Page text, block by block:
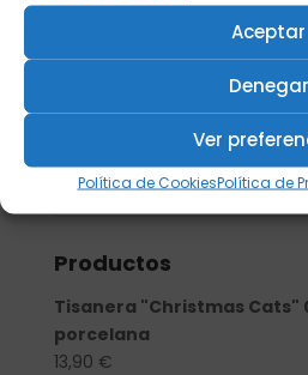
Aceptar
Denegar
Ver
Política de CookiesPolítica de
Productos
Tisanera "Christmas Cats"
porcelana
13,90 €